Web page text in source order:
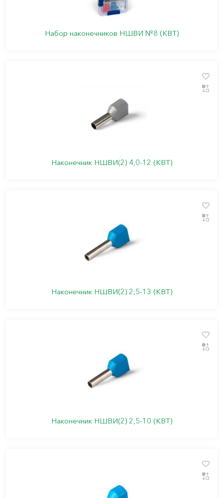
Набор наконечников НШВИ №8 (КВТ)
Наконечник НШВИ(2) 4,0-12 (КВТ)
Наконечник НШВИ(2) 2,5-13 (КВТ)
Наконечник НШВИ(2) 2,5-10 (КВТ)